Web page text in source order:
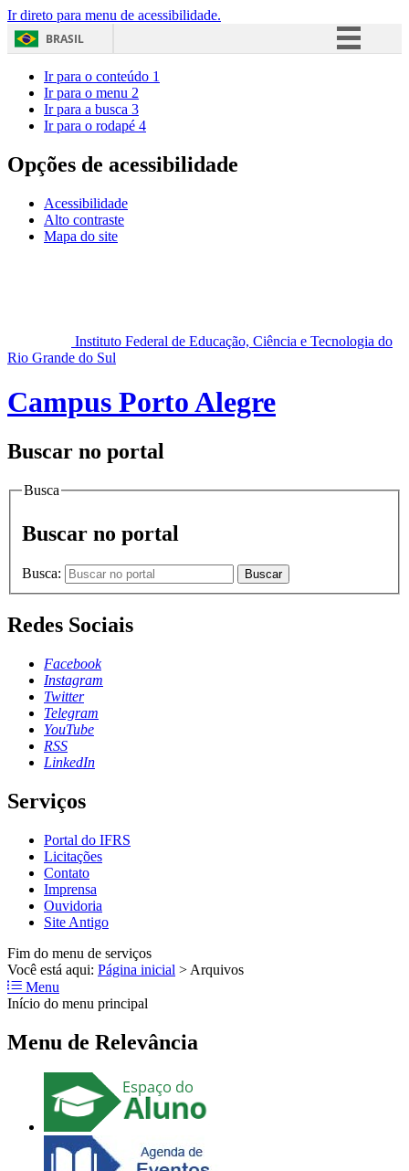
Ir direto para menu de acessibilidade.
BRASIL
Acesso à informação
Ir para o conteúdo 1
Ir para o menu 2
Ir para a busca 3
Ir para o rodapé 4
Opções de acessibilidade
Acessibilidade
Alto contraste
Mapa do site
Instituto Federal de Educação, Ciência e Tecnologia do
Rio Grande do Sul
Campus Porto Alegre
Buscar no portal
Busca
Buscar no portal
Busca: Buscar
Redes Sociais
Facebook
Instagram
Twitter
Telegram
YouTube
RSS
LinkedIn
Serviços
Portal do IFRS
Licitações
Contato
Imprensa
Ouvidoria
Site Antigo
Fim do menu de serviços
Você está aqui: Página inicial > Arquivos
Menu
Início do menu principal
Menu de Relevância